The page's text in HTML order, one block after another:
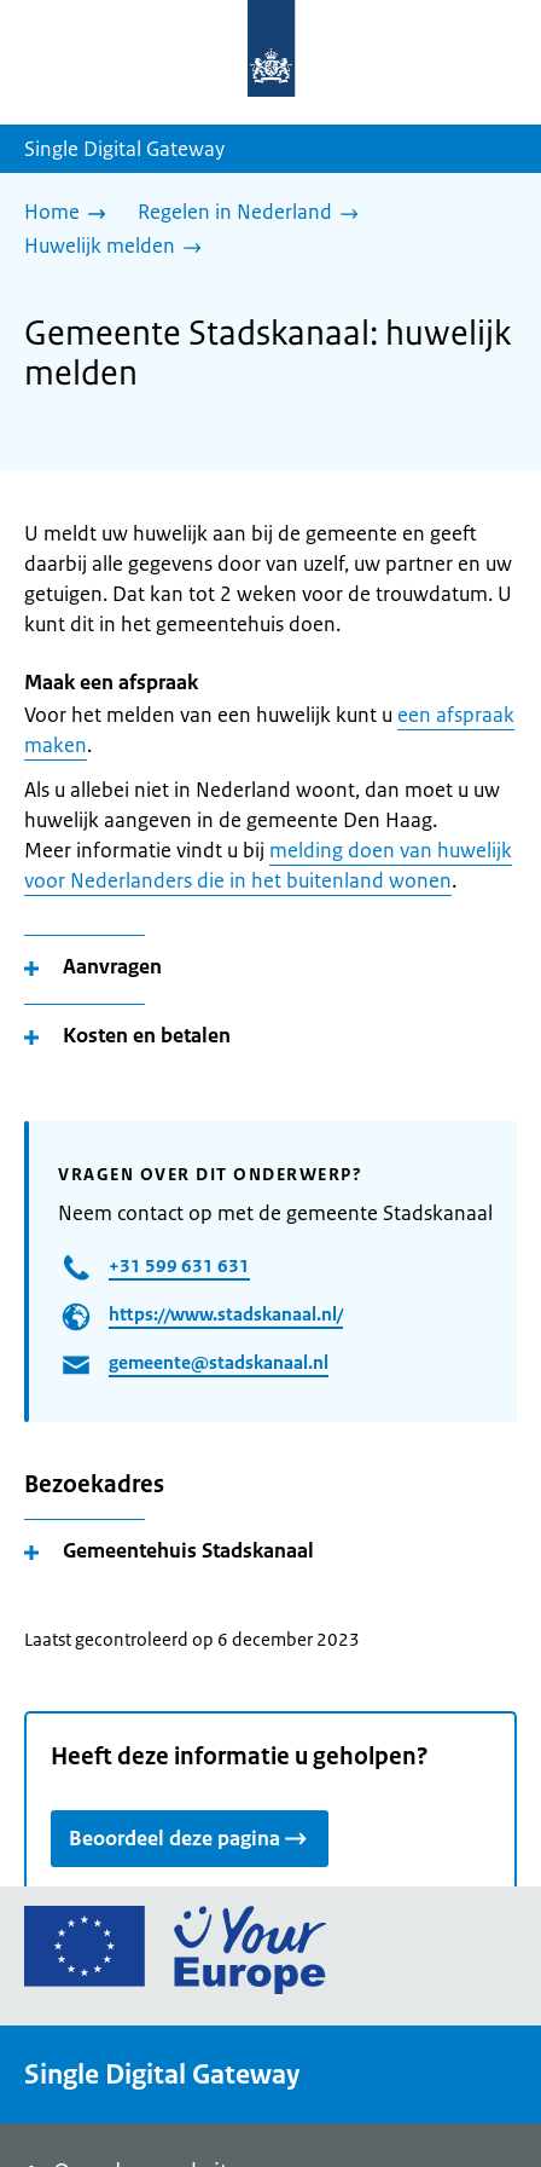
homepage
Single Digital Gateway
Home
Regelen in Nederland
Huwelijk melden
Gemeente Stadskanaal: huwelijk
melden
U meldt uw huwelijk aan bij de gemeente en geeft
daarbij alle gegevens door van uzelf, uw partner en uw
getuigen. Dat kan tot 2 weken voor de trouwdatum. U
kunt dit in het gemeentehuis doen.
Maak een afspraak
Voor het melden van een huwelijk kunt u een afspraak
maken.
Als u allebei niet in Nederland woont, dan moet u uw
huwelijk aangeven in de gemeente Den Haag.
Meer informatie vindt u bij melding doen van huwelijk
voor Nederlanders die in het buitenland wonen.
Aanvragen
Kosten en betalen
VRAGEN OVER DIT ONDERWERP?
Neem contact op met de gemeente Stadskanaal
+31 599 631 631
https://www.stadskanaal.nl/
gemeente@stadskanaal.nl
Bezoekadres
Gemeentehuis Stadskanaal
Laatst gecontroleerd op 6 december 2023
Heeft deze informatie u geholpen?
Beoordeel deze pagina
Ga
de
een
Single Digital Gateway